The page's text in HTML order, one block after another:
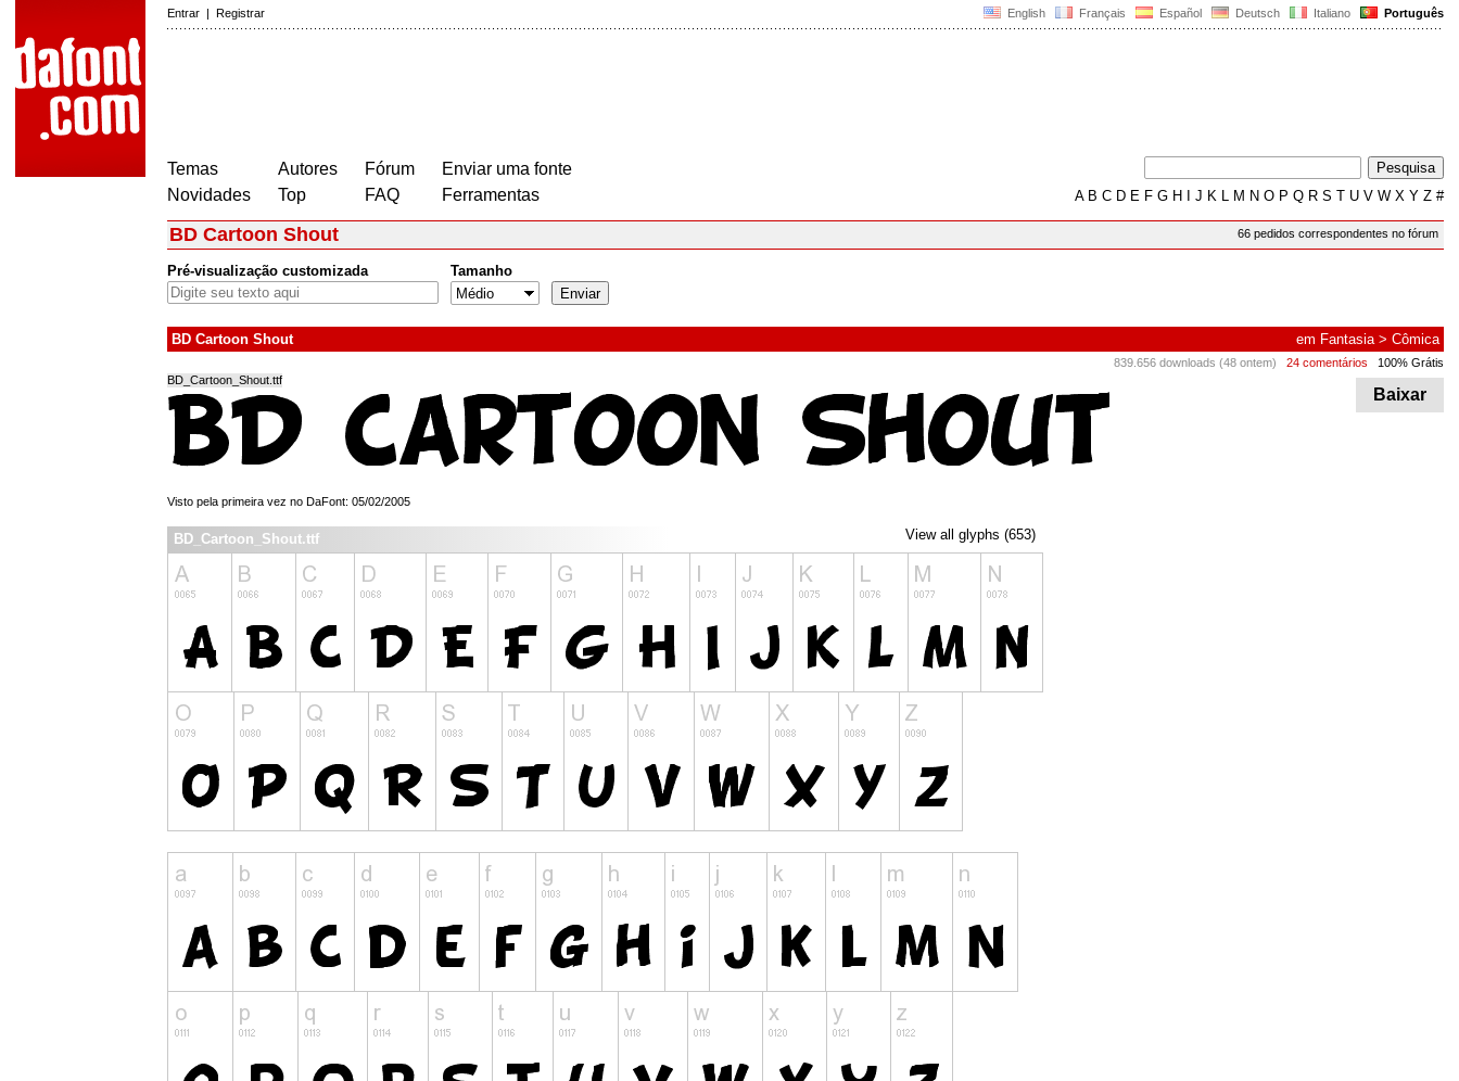
English Français Español Deutsch Italiano Português
Entrar | Registrar
Temas
Novidades
Autores
Top
Fórum
FAQ
Enviar uma fonte
Ferramentas
AB C D E F G H J K L M N O P Q R S T U V W X Y Z #
66 pedidos correspondentes no fórum
BD Cartoon Shout
Pré-visualização customizada Tamanho
BD Cartoon Shout em Fantasia> Cômica
839.656 downloads (48 ontem) 24 comentários 100% Grátis
Baixar
BD_Cartoon_Shout.ttf
Visto pela primeira vez no DaFont: 05/02/2005
View all glyphs (653)
BD_Cartoon_Shout.ttf